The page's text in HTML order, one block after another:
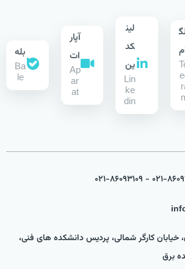
لین
کد
ین
Lin
ke
din
آپار
ات
Ap
ar
at
بله
Ba
le
خیابان کارگر شمالی، پردیس دانشکده های فنی،
برق